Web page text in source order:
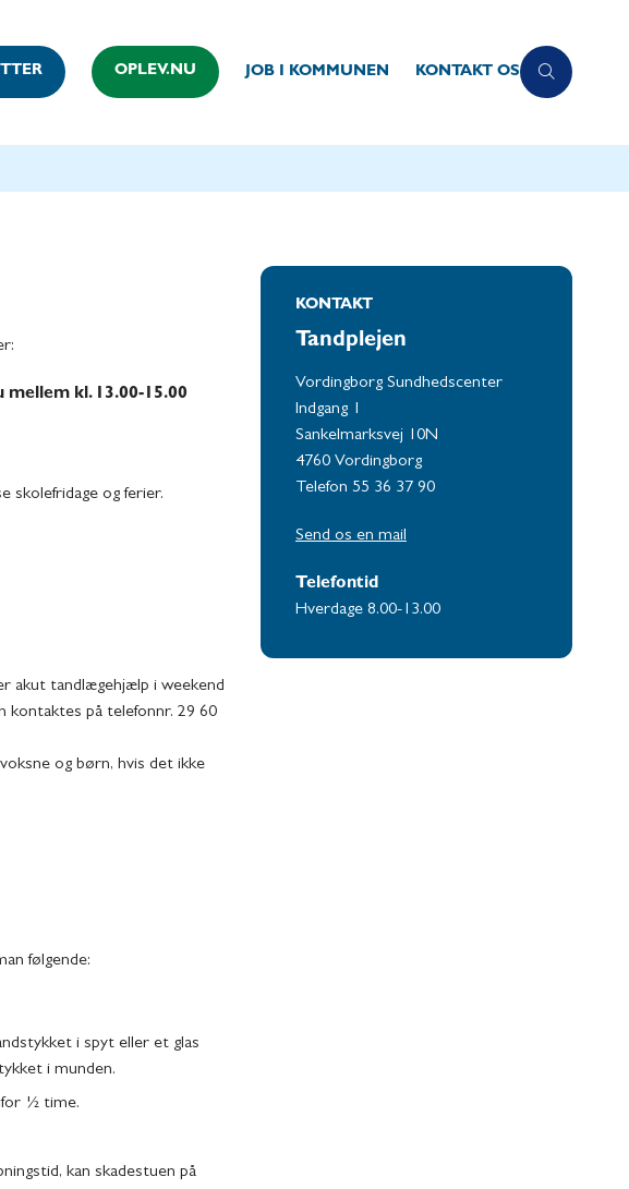
OPLEV.NU JOB I KOMMUNEN KONTAKT OS
kl. 13.00-15.00
skolefridage og ferier.
akut tandlægehjælp i weekend
kontaktes på telefonnr. 29 60
og børn, hvis det ikke
følgende:
i spyt eller et glas
i munden.
½ time.
kan skadestuen på
KONTAKT
Tandplejen
Vordingborg Sundhedscenter
Indgang 1
Sankelmarksvej 10N
4760 Vordingborg
Telefon 55 36 37 90
Send os en mail
Telefontid
Hverdage 8.00-13.00